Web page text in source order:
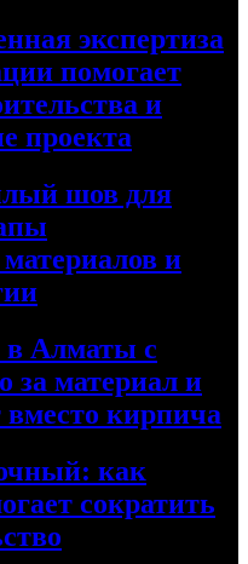
экспертиза
помогает
и
проекта
шов для
и
в Алматы с
за материал и
кирпича
как
сократить